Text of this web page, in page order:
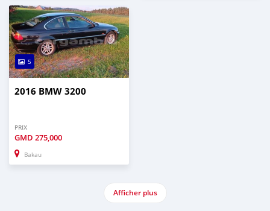
5
2016 BMW 3200
PRIX
GMD 275,000
Bakau
Afficher plus